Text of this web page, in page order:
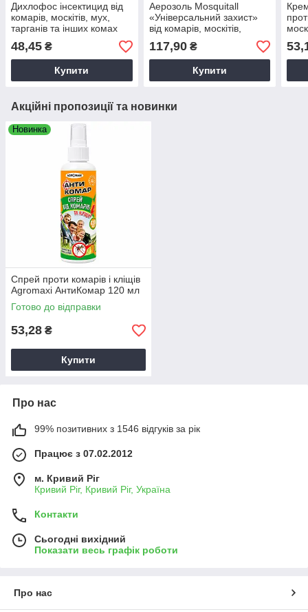
Дихлофос інсектицид від
комарів, москітів, мух,
тарганів та інших комах
ДихлорФос 220мл без
запаху
48,45 ₴
Купити
Аерозоль Mosquitall
«Універсальний захист»
від комарів, москітів,
гедзів, мокреців 150мл
117,90₴
Купити
Акційні пропозиції та новинки
Новинка
Спрей проти комарів і кліщів
Agromaxi АнтиКомар 120 мл
Готово до відправки
53,28 ₴
Купити
Про нас
99% позитивних з 1546 відгуків за рік
Працює з 07.02.2012
м. Кривий Ріг
Кривий Ріг, Кривий Ріг, Україна
Контакти
Сьогодні вихідний
Показати весь графік роботи
Про нас